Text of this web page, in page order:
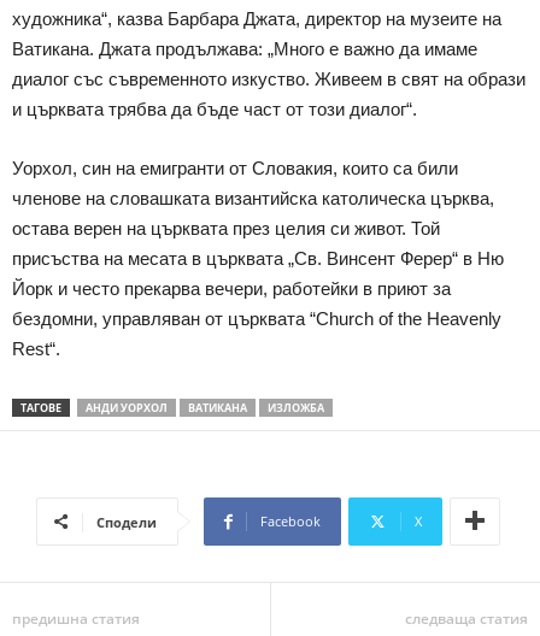
художника“, казва Барбара Джата, директор на музеите на
Ватикана. Джата продължава: „Много е важно да имаме
диалог със съвременното изкуство. Живеем в свят на образи
и църквата трябва да бъде част от този диалог“.
Уорхол, син на емигранти от Словакия, които са били
членове на словашката византийска католическа църква,
остава верен на църквата през целия си живот. Той
присъства на месата в църквата „Св. Винсент Ферер“ в Ню
Йорк и често прекарва вечери, работейки в приют за
бездомни, управляван от църквата “Church of the Heavenly
Rest“.
ТАГОВЕ АНДИ УОРХОЛ ВАТИКАНА ИЗЛОЖБА
Сподели Facebook X
предишна статия следваща статия